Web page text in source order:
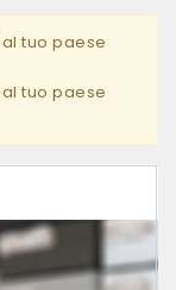
tuo paese
tuo paese